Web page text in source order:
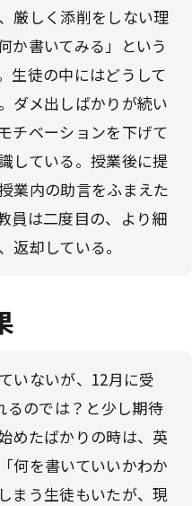
厳しく添削をしない理
か書いてみる」という
生徒の中にはどうして
ダメ出しばかりが続い
チベーションを下げて
している。授業後に提
業内の助言をふまえた
員は二度目の、より細
返却している。
いないが、12月に受
るのでは？と少し期待
めたばかりの時は、英
何を書いていいかわか
まう生徒もいたが、現